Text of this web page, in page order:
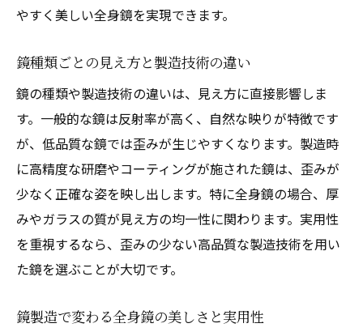
やすく美しい全身鏡を実現できます。
鏡種類ごとの見え方と製造技術の違い
鏡の種類や製造技術の違いは、見え方に直接影響しま
す。一般的な鏡は反射率が高く、自然な映りが特徴です
が、低品質な鏡では歪みが生じやすくなります。製造時
に高精度な研磨やコーティングが施された鏡は、歪みが
少なく正確な姿を映し出します。特に全身鏡の場合、厚
みやガラスの質が見え方の均一性に関わります。実用性
を重視するなら、歪みの少ない高品質な製造技術を用い
た鏡を選ぶことが大切です。
鏡製造で変わる全身鏡の美しさと実用性